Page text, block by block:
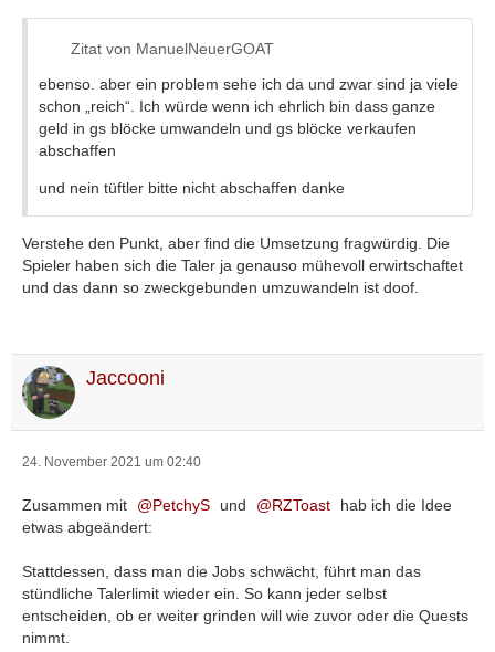
Zitat von ManuelNeuerGOAT
ebenso. aber ein problem sehe ich da und zwar sind ja viele
schon „reich“. Ich würde wenn ich ehrlich bin dass ganze
geld in gs blöcke umwandeln und gs blöcke verkaufen
abschaffen
und nein tüftler bitte nicht abschaffen danke
Verstehe den Punkt, aber find die Umsetzung fragwürdig. Die
Spieler haben sich die Taler ja genauso mühevoll erwirtschaftet
und das dann so zweckgebunden umzuwandeln ist doof.
Jaccooni
24. November 2021 um 02:40
Zusammen mit PetchyS und RZToast
hab ich die Idee
etwas abgeändert:
Stattdessen, dass man die Jobs schwächt, führt man das
stündliche Talerlimit wieder ein. So kann jeder selbst
entscheiden, ob er weiter grinden will wie zuvor oder die Quests
nimmt.